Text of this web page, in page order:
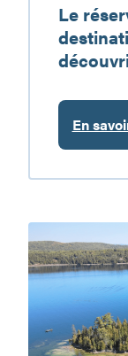
Le
En
:
Le
réservoir
:
une
de
à
au
cœur
d’un
territoire
où